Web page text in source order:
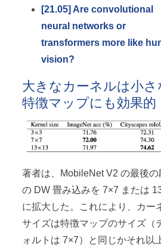
[21.05] Are convolutional
neural networks or
transformers more like
vision?
大きなカーネルは小さ
特徴マップにも効果的
著者は、MobileNet V2 の最後の
の DW 畳み込みを 7×7 または
に拡大した。これにより、カー
サイズは特徴マップのサイズ（
ォルトは 7×7）と同じかそれ以